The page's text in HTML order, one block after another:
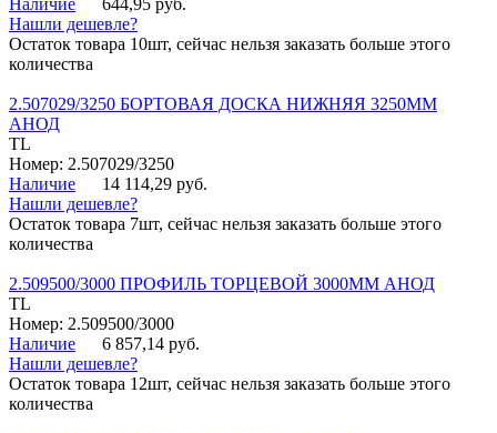
Наличие
644,95 руб.
Нашли дешевле?
Остаток товара 10шт, сейчас нельзя заказать больше этого
количества
2.507029/3250 БОРТОВАЯ ДОСКА НИЖНЯЯ 3250ММ
АНОД
TL
Номер: 2.507029/3250
Наличие
14 114,29 руб.
Нашли дешевле?
Остаток товара 7шт, сейчас нельзя заказать больше этого
количества
2.509500/3000 ПРОФИЛЬ ТОРЦЕВОЙ 3000ММ АНОД
TL
Номер: 2.509500/3000
Наличие
6 857,14 руб.
Нашли дешевле?
Остаток товара 12шт, сейчас нельзя заказать больше этого
количества